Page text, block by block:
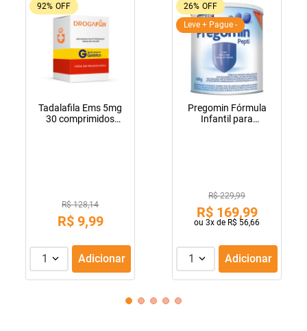
92% OFF
Tadalafila Ems 5mg
30 comprimidos
R$ 128,14
R$ 9,99
1 Adicionar
26% OFF
Leve + Pague -
Pregomin Fórmula
Infantil para
R$ 229,99
R$ 169,99
ou 3x de R$ 56,66
1 Adicionar